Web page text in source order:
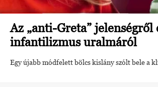
Az „anti-Greta” jelenségről
infantilizmus uralmáról
Egy újabb módfelett bölcs kislány szólt bele a